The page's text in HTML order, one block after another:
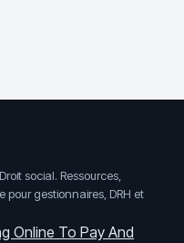
social. Ressources,
gestionnaires, DRH et
Online To Pay And